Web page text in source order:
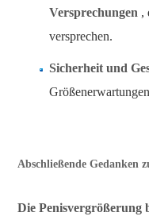
Versprechungen ,
versprechen.
Sicherheit und
Abschließende Gedanken
Die Penisvergrößerung